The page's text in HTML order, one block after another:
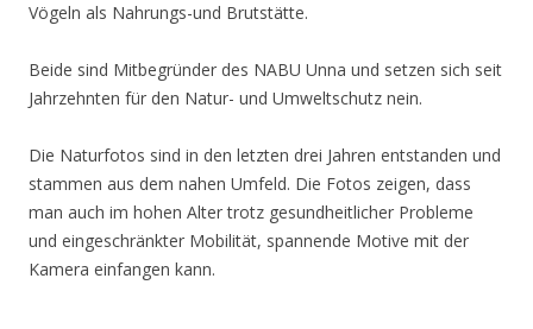
Vögeln als Nahrungs-und Brutstätte.
Beide sind Mitbegründer des NABU Unna und setzen sich seit
Jahrzehnten für den Natur- und Umweltschutz nein.
Die Naturfotos sind in den letzten drei Jahren entstanden und
stammen aus dem nahen Umfeld. Die Fotos zeigen, dass
man auch im hohen Alter trotz gesundheitlicher Probleme
und eingeschränkter Mobilität, spannende Motive mit der
Kamera einfangen kann.